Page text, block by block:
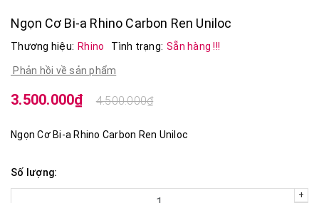
Ngọn Cơ Bi-a Rhino Carbon Ren Uniloc
Thương hiệu: Rhino Tình trạng: Sẵn hàng !!!
Phản hồi về sản phẩm
3.500.000₫ 4.500.000₫
Ngọn Cơ Bi-a Rhino Carbon Ren Uniloc
Số lượng:
+